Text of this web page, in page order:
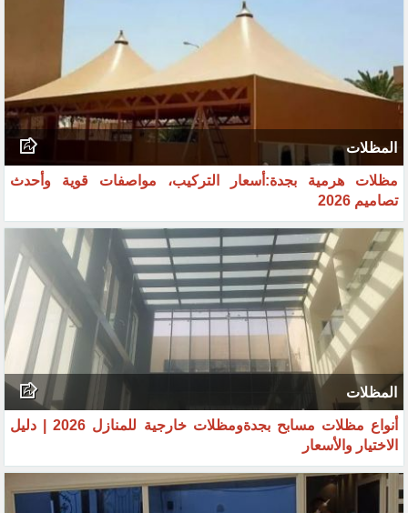
المظلات
مظلات هرمية بجدة:أسعار التركيب، مواصفات قوية وأحدث
تصاميم 2026